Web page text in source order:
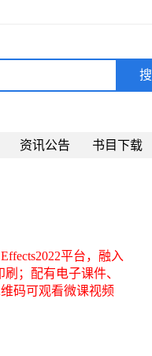
资讯公告 书目下载
平台，融入
；配有电子课件、
码可观看微课视频